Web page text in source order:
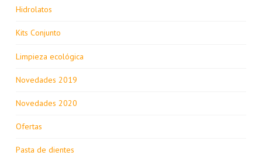
Hidrolatos
Kits Conjunto
Limpieza ecológica
Novedades 2019
Novedades 2020
Ofertas
Pasta de dientes